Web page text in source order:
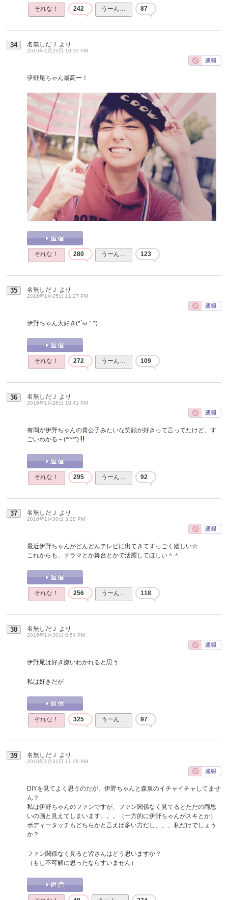
それな！ 242 うーん… 87
34 名無しだＪ より
2016年1月25日 10:15 PM
伊野尾ちゃん最高ー！
それな！ 280 うーん… 123
35 名無しだＪ より
2016年1月25日 11:27 PM
伊野ちゃん大好き(*´ω｀*)
それな！ 272 うーん… 109
36 名無しだＪ より
2016年1月26日 10:41 PM
有岡が伊野ちゃんの貴公子みたいな笑顔が好きって言ってたけど、す
ごいわかる～(*^^*)
それな！ 295 うーん… 92
37 名無しだＪ より
2016年1月30日 3:28 PM
最近伊野ちゃんがどんどんテレビに出てきてすっごく嬉しい☆
これからも、ドラマとか舞台とかで活躍してほしい＾＾
それな！ 256 うーん… 118
38 名無しだＪ より
2016年1月30日 8:54 PM
伊野尾は好き嫌いわかれると思う
私は好きだが
それな！ 325 うーん… 97
39 名無しだＪ より
2016年1月31日 11:08 AM
DIYを見てよく思うのだが、伊野ちゃんと森泉のイチャイチャしてませ
ん？
私は伊野ちゃんのファンですが、ファン関係なく見てるとただの両思
いの画と見えてしまいます。。。（一方的に伊野ちゃんがスキとか）
ボディータッチもどちらかと言えば多い方だし、、、私だけでしょう
か？
ファン関係なく見ると皆さんはどう思いますか？
（もし不可解に思ったならすいません）